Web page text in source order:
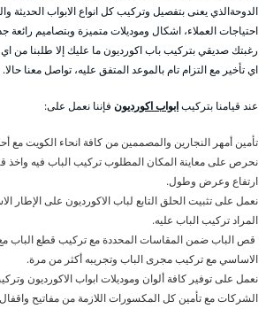
الدوحةالذي يعنى بتفصيل وتركيب كل انواع الابواب الحديثة
احتياجات العملاء، اشكال وموديلات متميزة وبتصاميم رائعة
رغبتك صديقي بتركيب باب اكورديون ما عليك إلا طلبنا من
اي تأخير مع التزام تام بالموعد المتفق عليه، تواصل معنا حالا.
عند قيامنا بتركيبابواب اكورديون فإننا نعمل على:
تأمين أمهر النجارين والمصممين من كافة انحاء الكويت مع
نحرص على معاينة المكان المطلوب تركيب الباب فيه واخذ
ارتفاع وعرض وطول.
نعمل على تثبيت الحلق التابع لباب الاكورديون على الإطار
المراد تركيب الباب عليه.
قص الباب ضمن المقاسات المحددة مع تركيب قطع الباب
الاساسي مع تركيب مجرى الباب وتجريبه أكثر من مرة.
نعمل على توفير كافة ألوان وموديلات ابواب الاكورديون
الشركات مع تأمين كل المكسورات اللازمة من مفاتيح